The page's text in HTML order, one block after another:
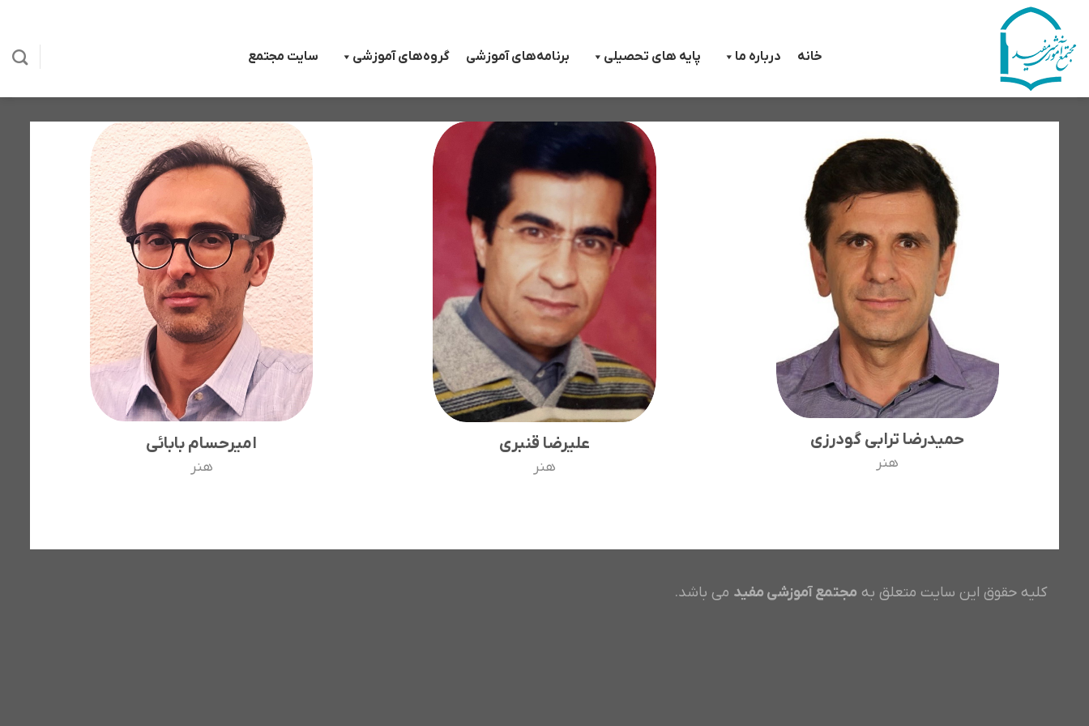
محتوا
خانه درباره ما پایه های تحصیلی برنامه‌های آموزشی گروه‌های آموزشی سایت مجتمع
حمیدرضا ترابی گودرزی
هنر
علیرضا قنبری
هنر
امیرحسام بابائی
هنر
کلیه حقوق این سایت متعلق به مجتمع آموزشی مفید می باشد.